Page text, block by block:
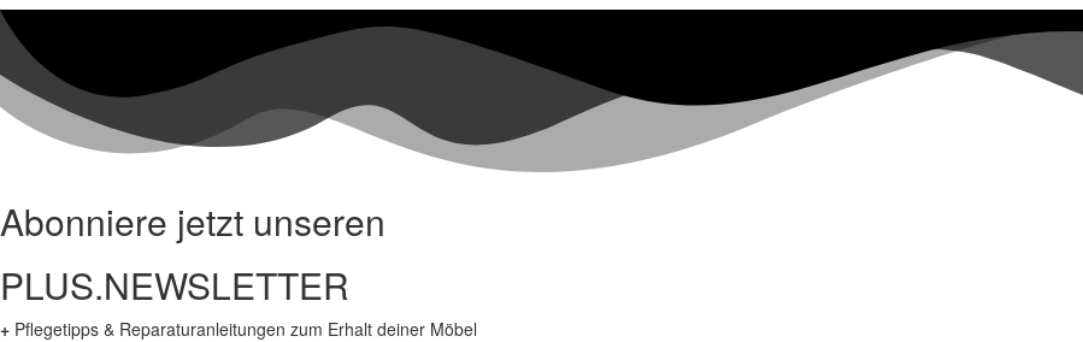
Abonniere jetzt unseren
PLUS.NEWSLETTER
+ Pflegetipps & Reparaturanleitungen zum Erhalt deiner Möbel